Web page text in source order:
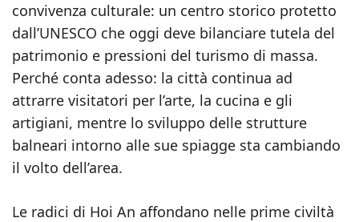
convivenza culturale: un centro storico protetto
dall’UNESCO che oggi deve bilanciare tutela del
patrimonio e pressioni del turismo di massa.
Perché conta adesso: la città continua ad
attrarre visitatori per l’arte, la cucina e gli
artigiani, mentre lo sviluppo delle strutture
balneari intorno alle sue spiagge sta cambiando
il volto dell’area.
Le radici di Hoi An affondano nelle prime civiltà